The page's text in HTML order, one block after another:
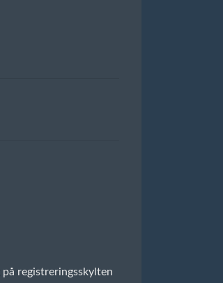
registreringsskylten